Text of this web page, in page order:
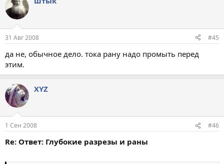
31 Авг 2008 #45
да не, обычное дело. тока рану надо промыть перед
этим.
XYZ
1 Сен 2008 #46
Re: Ответ: Глубокие разрезы и раны